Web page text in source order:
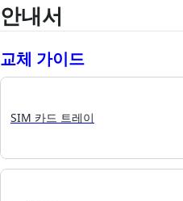
안내서
교체 가이드
SIM 카드 트레이